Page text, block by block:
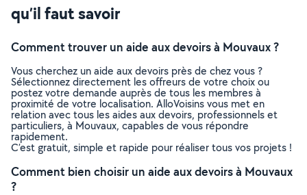
qu’il faut savoir
Comment trouver un aide aux devoirs à Mouvaux ?
Vous cherchez un aide aux devoirs près de chez vous ?
Sélectionnez directement les offreurs de votre choix ou
postez votre demande auprès de tous les membres à
proximité de votre localisation. AlloVoisins vous met en
relation avec tous les aides aux devoirs, professionnels et
particuliers, à Mouvaux, capables de vous répondre
rapidement.
C’est gratuit, simple et rapide pour réaliser tous vos projets !
Comment bien choisir un aide aux devoirs à Mouvaux
?